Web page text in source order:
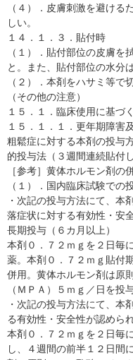
（４）．皮膚刺激を避ける
しい。
１４．１．３．貼付時
（１）．貼付部位の皮膚を
と。また、貼付部位の水分
（２）．本剤をハサミ等で
（その他の注意）
１５．１．臨床使用に基づ
１５．１．１．更年期障害
粗鬆症に対する本剤の投与
的投与法（３週間連続貼付
［参考］黄体ホルモン剤の
（１）．国内臨床試験での
・次記の投与方法にて、本
落症状に対する有効性・安
長期投与（６カ月以上）
本剤０．７２ｍｇを２日毎
薬。本剤０．７２ｍｇ貼付
併用。黄体ホルモン剤は原
（ＭＰＡ）５ｍｇ／日を投与
・次記の投与方法にて、本
る有効性・安全性が認めら
本剤０．７２ｍｇを２日毎
し、４週間の前半１２日間